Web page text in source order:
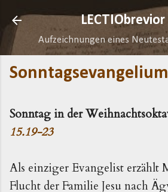
Direkt zum
LECTIObrevior
Aufzeichnungen eines
Sonntag in der
15.19-23
Als einziger Evangelist erzählt
Flucht der Familie Jesu nach